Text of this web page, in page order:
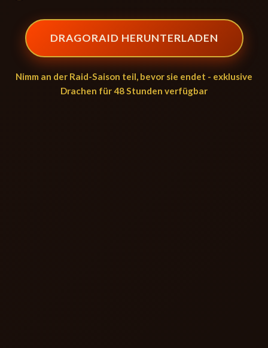
DRAGORAID HERUNTERLADEN
Nimm an der Raid-Saison teil, bevor sie endet - exklusive
Drachen für 48 Stunden verfügbar